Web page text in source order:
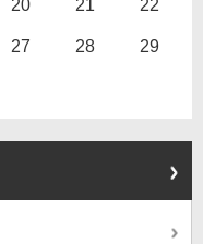
20 21 22
27 28 29